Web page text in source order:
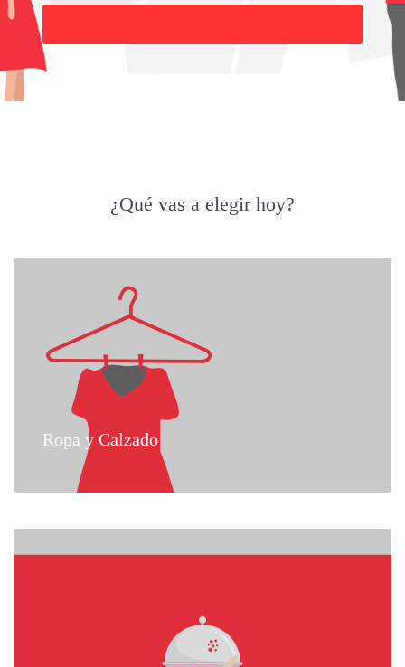
¿Qué vas a elegir hoy?
Ropa y Calzado